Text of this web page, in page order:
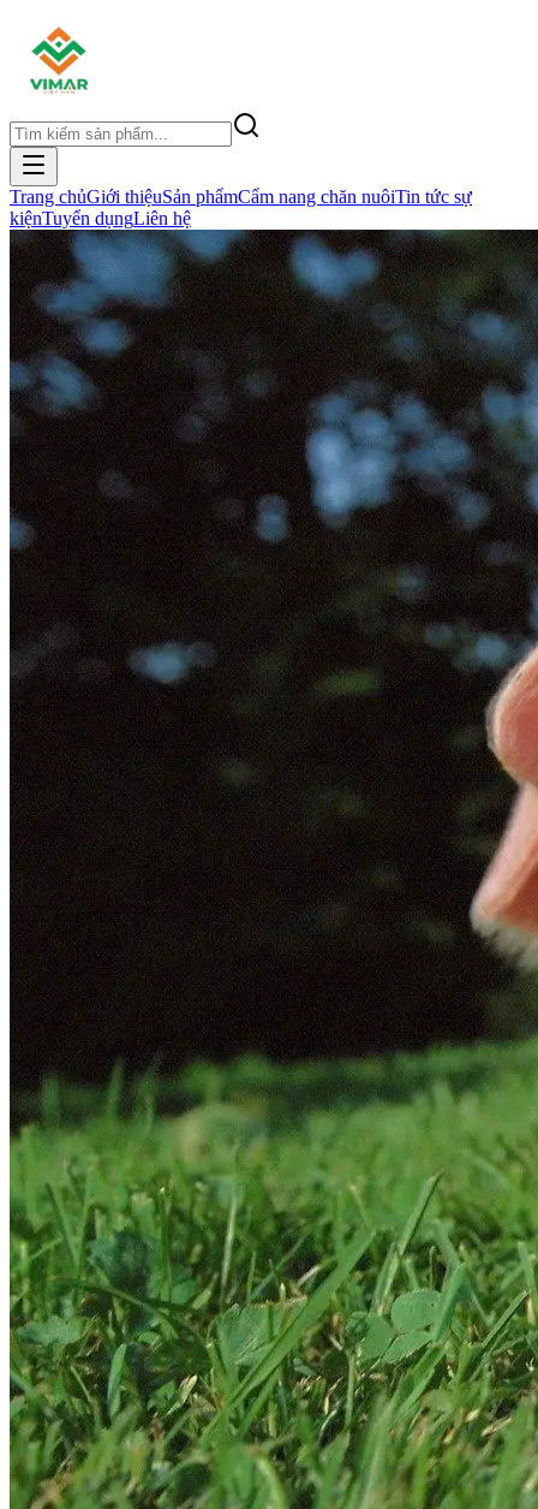
Trang chủGiới thiệuSản phẩmCẩm nang chăn nuôiTin tức sự
kiệnTuyển dụngLiên hệ